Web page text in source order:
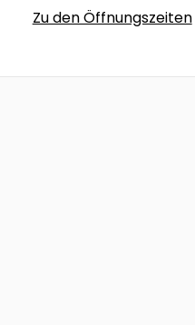
Zu den Öffnungszeiten